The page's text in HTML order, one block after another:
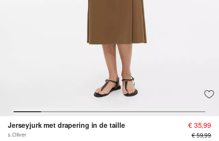
Jerseyjurk met drapering in de taille
s.Oliver
€ 35,99
€ 59,99